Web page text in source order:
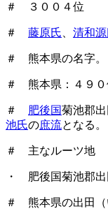
＃ ３００４位
＃ 藤原氏 清和
＃ 熊本県の名字。
＃ 熊本県：４９０
＃ 肥後国菊池郡
池氏の庶流となる。
＃ 主なルーツ地
・ 肥後国菊池郡
＃ 熊本県の出田